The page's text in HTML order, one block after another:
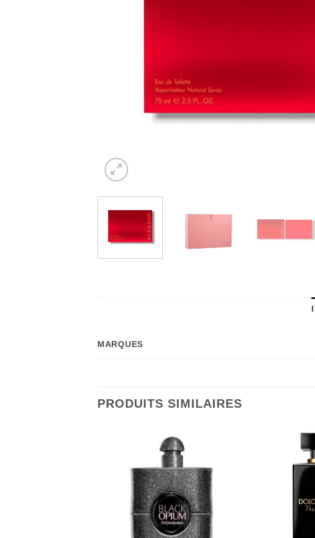
MARQUES
PRODUITS SIMILAIRES